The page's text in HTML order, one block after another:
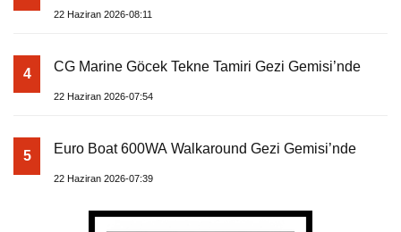
22 Haziran 2026-08:11
4 CG Marine Göcek Tekne Tamiri Gezi Gemisi’nde
22 Haziran 2026-07:54
5 Euro Boat 600WA Walkaround Gezi Gemisi’nde
22 Haziran 2026-07:39